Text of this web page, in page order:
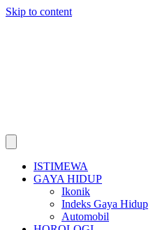
Skip to content
ISTIMEWA
GAYA HIDUP
Ikonik
Indeks Gaya Hidup
Automobil